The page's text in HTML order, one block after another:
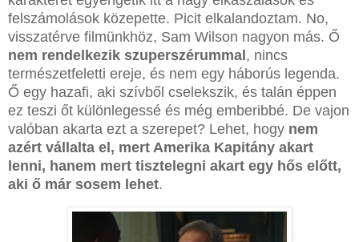
felszámolások közepette. Picit elkalandoztam. No,
visszatérve filmünkhöz, Sam Wilson nagyon más. Ő
nem rendelkezik szuperszérummal , nincs
természetfeletti ereje, és nem egy háborús legenda.
Ő egy hazafi, aki szívből cselekszik, és talán éppen
ez teszi őt különlegessé és még emberibbé. De vajon
valóban akarta ezt a szerepet? Lehet, hogy nem
azért vállalta el, mert Amerika Kapitány akart
lenni, hanem mert tisztelegni akart egy hős előtt,
aki ő már sosem lehet.